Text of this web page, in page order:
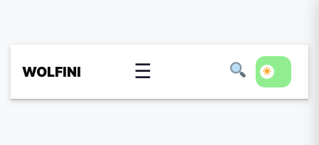
WOLFINI ☰